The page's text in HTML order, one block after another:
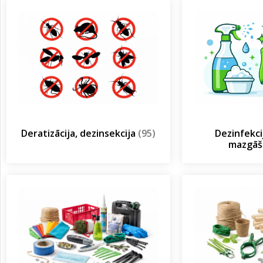
Deratizācija, dezinsekcija (95)